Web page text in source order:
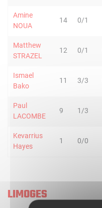
Amine
NOUA
14 0/1
Matthew
STRAZEL
12 0/1
Ismael
Bako
11 3/3
Paul
LACOMBE
9 1/3
Kevarrius
Hayes
1 0/0
LIMOGES